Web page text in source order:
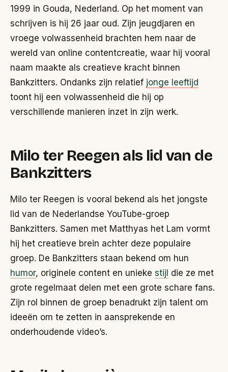
1999 in Gouda, Nederland. Op het moment van
schrijven is hij 26 jaar oud. Zijn jeugdjaren en
vroege volwassenheid brachten hem naar de
wereld van online contentcreatie, waar hij vooral
naam maakte als creatieve kracht binnen
Bankzitters. Ondanks zijn relatief jonge leeftijd
toont hij een volwassenheid die hij op
verschillende manieren inzet in zijn werk.
Milo ter Reegen als lid van de
Bankzitters
Milo ter Reegen is vooral bekend als het jongste
lid van de Nederlandse YouTube-groep
Bankzitters. Samen met Matthyas het Lam vormt
hij het creatieve brein achter deze populaire
groep. De Bankzitters staan bekend om hun
humor, originele content en unieke stijl die ze met
grote regelmaat delen met een grote schare fans.
Zijn rol binnen de groep benadrukt zijn talent om
ideeën om te zetten in aansprekende en
onderhoudende video’s.